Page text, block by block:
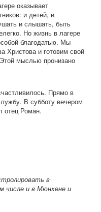
оказывает
и детей, и
и слышать, быть
Но жизнь в лагере
благодатью. Мы
Христова и готовим свой
мыслью пронизано
Прямо в
В субботу вечером
отец Роман.
в
числе и в Мюнхене и